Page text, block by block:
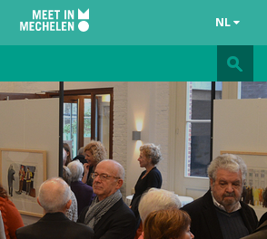
NL